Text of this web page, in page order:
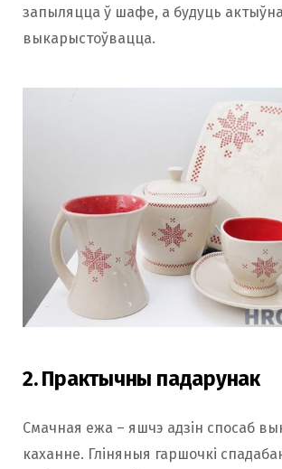
запыляцца ў шафе, а будуць актыўна
выкарыстоўвацца.
2. Практычны падарунак
Смачная ежа – яшчэ адзін спосаб
каханне. Гліняныя гаршочкі